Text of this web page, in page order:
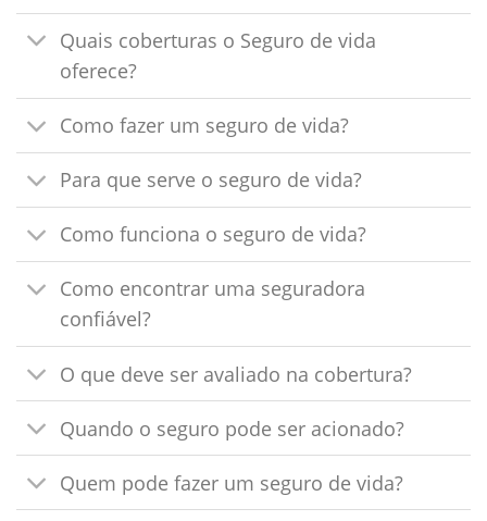
Quais coberturas o Seguro de vida
oferece?
Como fazer um seguro de vida?
Para que serve o seguro de vida?
Como funciona o seguro de vida?
Como encontrar uma seguradora
confiável?
O que deve ser avaliado na cobertura?
Quando o seguro pode ser acionado?
Quem pode fazer um seguro de vida?